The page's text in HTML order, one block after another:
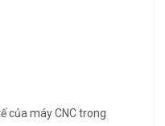
của máy CNC trong